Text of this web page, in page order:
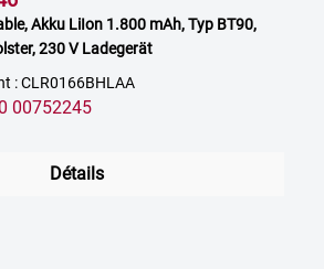
Akku LiIon 1.800 mAh, Typ BT90,
230 V Ladegerät
: CLR0166BHLAA
00752245
Détails